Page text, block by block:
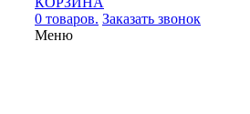
0 товаров. Заказать звонок
Меню